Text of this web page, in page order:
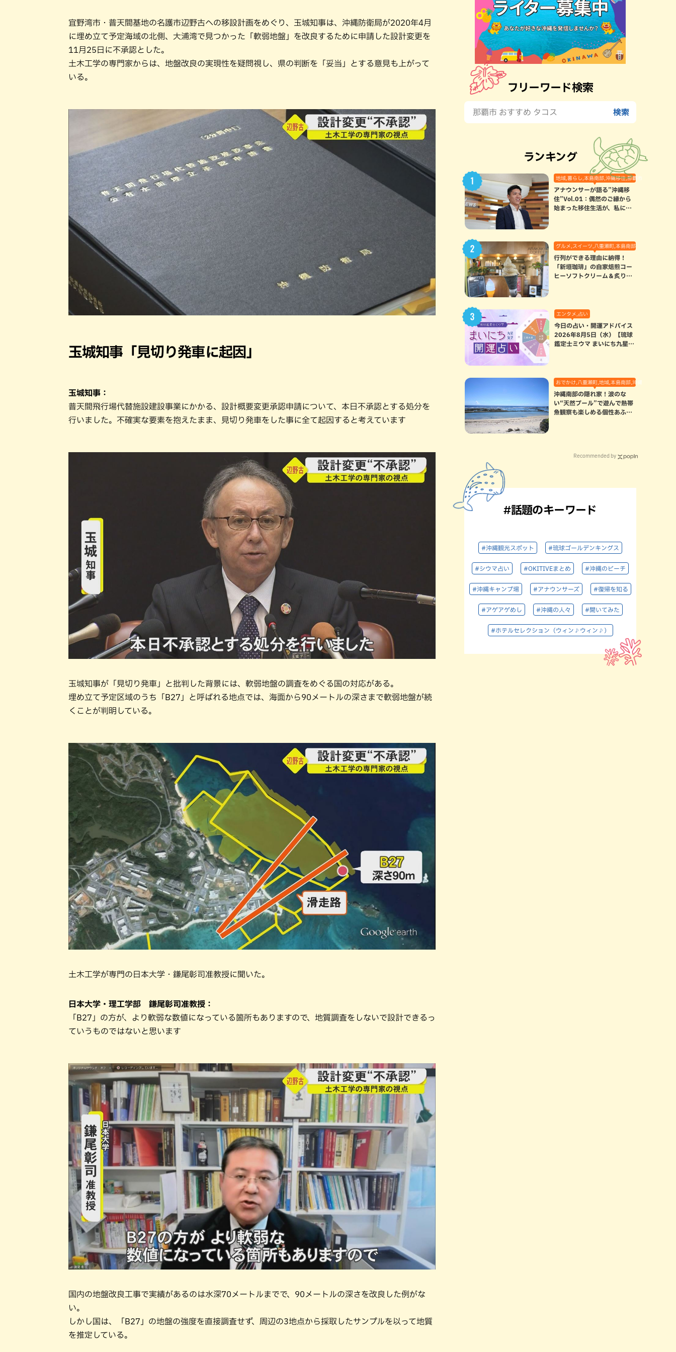
宜野湾市・普天間基地の名護市辺野古への移設計画をめぐり、玉城知事は、沖縄防衛局が2020年4月
に埋め立て予定海域の北側、大浦湾で見つかった「軟弱地盤」を改良するために申請した設計変更を
11月25日に不承認とした。
土木工学の専門家からは、地盤改良の実現性を疑問視し、県の判断を「妥当」とする意見も上がって
いる。
玉城知事「見切り発車に起因」
玉城知事：
普天間飛行場代替施設建設事業にかかる、設計概要変更承認申請について、本日不承認とする処分を
行いました。不確実な要素を抱えたまま、見切り発車をした事に全て起因すると考えています
玉城知事が「見切り発車」と批判した背景には、軟弱地盤の調査をめぐる国の対応がある。
埋め立て予定区域のうち「B27」と呼ばれる地点では、海面から90メートルの深さまで軟弱地盤が続
くことが判明している。
土木工学が専門の日本大学・鎌尾彰司准教授に聞いた。
日本大学・理工学部 鎌尾彰司准教授：
「B27」の方が、より軟弱な数値になっている箇所もありますので、地質調査をしないで設計できるっ
ていうものではないと思います
国内の地盤改良工事で実績があるのは水深70メートルまでで、90メートルの深さを改良した例がな
い。
しかし国は、「B27」の地盤の強度を直接調査せず、周辺の3地点から採取したサンプルを以って地質
を推定している。
フリーワード検索
ランキング
地域,暮らし,本島南部,沖縄移住,那覇市
アナウンサーが語る”沖縄移
住”Vol.01：偶然のご縁から
始まった移住生活が、私にと
グルメ,スイーツ,八重瀬町,本島南部
行列ができる理由に納得！
「新垣珈琲」の自家焙煎コー
ヒーソフトクリーム＆炙りマ
エンタメ,占い
今日の占い・開運アドバイス
2026年8月5日（水）【琉球
鑑定士ミウマ まいにち九星気
おでかけ,八重瀬町,地域,本島南部,沖縄の海,自然
沖縄南部の隠れ家！波のな
い“天然プール”で遊んで熱帯
魚観察も楽しめる個性あふれ
Recommended by
#話題のキーワード
#沖縄観光スポット #琉球ゴールデンキングス
#シウマ占い #OKITIVEまとめ #沖縄のビーチ
#沖縄キャンプ場 #アナウンサーズ #復帰を知る
#アゲアゲめし #沖縄の人々 #聞いてみた
#ホテルセレクション（ウィン♪ウィン♪）